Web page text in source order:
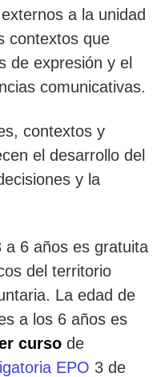
a la unidad
contextos que
de expresión y el
comunicativas.
contextos y
el desarrollo del
y la
a 6 años es gratuita
del territorio
La edad de
a los 6 años es
curso de
EPO 3 de